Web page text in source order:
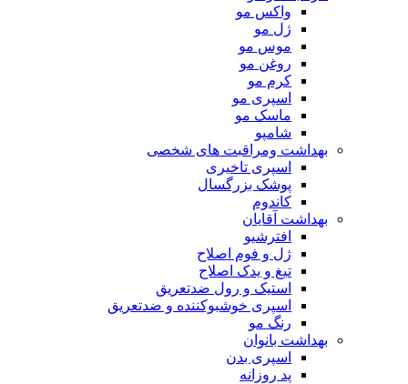
واکس مو
ژل مو
موس مو
روغن مو
کرم مو
اسپری مو
ماسک مو
شامپو
بهداشت ومراقبت های شخصی
اسپری تاخیری
پوشک بزرگسال
کاندوم
بهداشت آقایان
افترشیو
ژل و فوم اصلاح
تیغ و یدک اصلاح
استیک و رول ضدتعریق
اسپری خوشبوکننده و ضدتعریق
رنگ مو
بهداشت بانوان
اسپری بدن
پد روزانه